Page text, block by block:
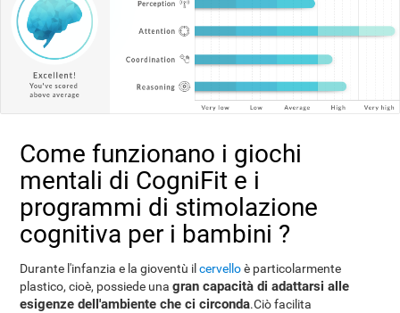
Come funzionano i giochi
mentali di CogniFit e i
programmi di stimolazione
cognitiva per i bambini ?
Durante l'infanzia e la gioventù ilcervelloè particolarmente
plastico, cioè, possiede unagran capacità di adattarsi alle
esigenze dell'ambiente che ci circonda.Ciò facilita